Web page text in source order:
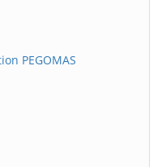
PEGOMAS